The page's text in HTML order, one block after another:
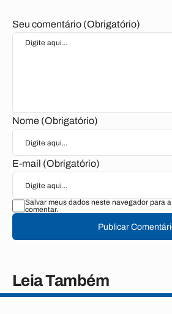
Seu comentário (Obrigatório)
Nome (Obrigatório)
E-mail (Obrigatório)
Salvar meus dados neste navegador para
comentar.
Publicar
Leia Também